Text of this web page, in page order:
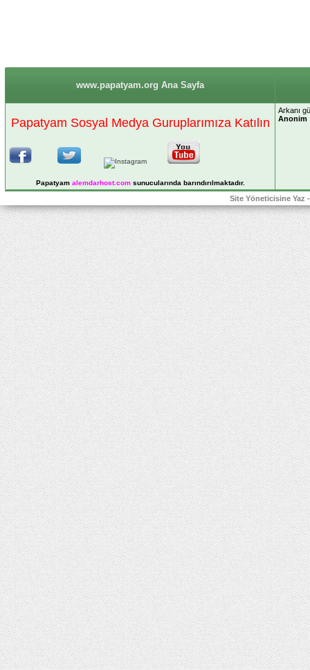
www.papatyam.org Ana Sayfa
Papatyam Sosyal Medya Guruplarımıza Katılın
Papatyam alemdarhost.comsunucularında barındırılmaktadır.
Arkanı
Anonim
Site Yöneticisine Yaz